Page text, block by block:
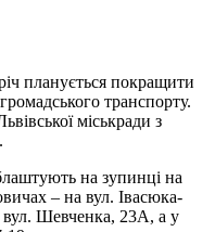
планується покращити
транспорту.
міськради з
на зупинці на
– на вул. Івасюка-
вул. Шевченка, 23А, а у